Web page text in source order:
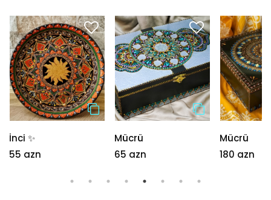
İnci ✨
55 azn
Mücrü
65 azn
Mücrü
180 azn